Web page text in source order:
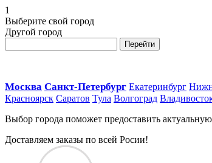
1
Выберите свой город
Другой город
Перейти
Москва Санкт-Петербург Екатеринбург
Красноярск Саратов Тула Волгоград
Выбор города поможет предоставить
Доставляем заказы по всей Росии!